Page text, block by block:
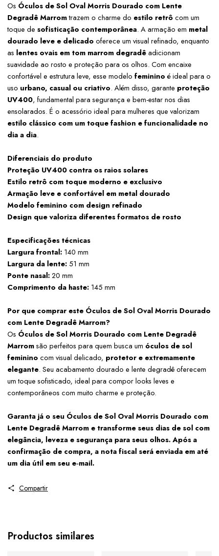
Os Óculos de Sol Oval Morris Dourado com Lente
Degradê Marrom trazem o charme do estilo retrô com um
toque de sofisticação contemporânea. A armação em metal
dourado leve e delicado oferece um visual refinado, enquanto
as lentes ovais em tom marrom degradê adicionam
suavidade ao rosto e proteção para os olhos. Com encaixe
confortável e estrutura leve, esse modelo feminino é ideal para o
uso urbano, casual ou criativo. Além disso, garante proteção
UV400, fundamental para segurança e bem-estar nos dias
estilo clássico com um toque fashion e funcionalidade no
dia a dia.
Diferenciais do produto
Proteção UV400 contra os raios solares
Estilo retrô com toque moderno e exclusivo
Armação leve e confortável em metal dourado
Modelo feminino com design refinado
Design que valoriza diferentes formatos de rosto
Especificações técnicas
Largura frontal: 140 mm
Largura da lente: 51 mm
Ponte nasal: 20 mm
Comprimento da haste: 145 mm
Por que comprar este Óculos de Sol Oval Morris Dourado
com Lente Degradê Marrom?
Os Óculos de Sol Morris Dourado com Lente Degradê
Marrom são perfeitos para quem busca um óculos de sol
feminino com visual delicado, protetor e extremamente
elegante. Seu acabamento dourado e lente degradê oferecem
um toque sofisticado, ideal para compor looks leves e
contemporâneos com muito charme e proteção.
Garanta já o seu Óculos de Sol Oval Morris Dourado com
Lente Degradê Marrom e transforme seus dias de sol com
elegância, leveza e segurança para seus olhos. Após a
confirmação de compra, a nota fiscal será enviada em até
um dia útil em seu e‑mail.
Compartir
Productos similares